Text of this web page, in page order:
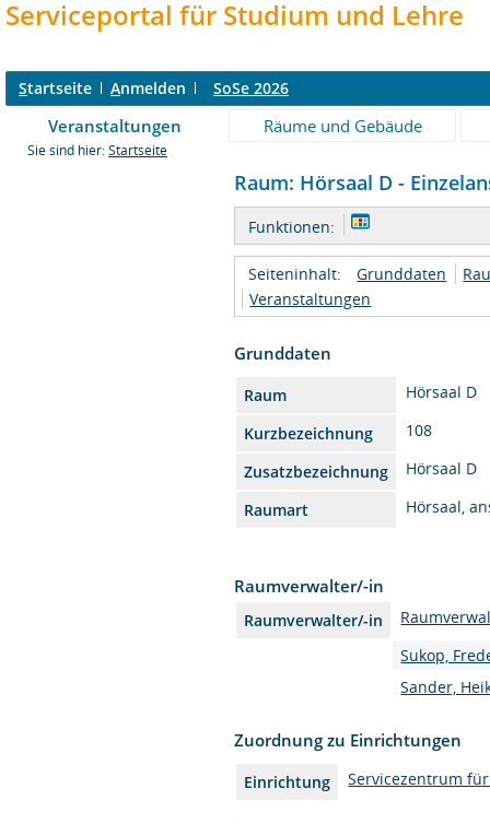
Serviceportal für Studium und Lehre
Startseite Anmelden SoSe 2026
Veranstaltungen Räume und Gebäude
Sie sind hier: Startseite
Raum: Hörsaal D -
Funktionen:
Seiteninhalt: Grunddaten
Veranstaltungen
Grunddaten
Raum
Hörsaal D
Kurzbezeichnung
108
Zusatzbezeichnung
Hörsaal D
Raumart
Hörsaal,
Raumverwalter/-in
Raumverwalter/-in
Sukop,
Sander,
Zuordnung zu Einrichtungen
Einrichtung Servicezentrum